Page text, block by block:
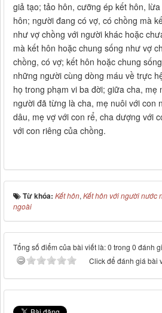
giả tạo; tảo hôn, cưỡng ép kết hôn,
hôn; người đang có vợ, có chồng mà
như vợ chồng với người khác hoặc
mà kết hôn hoặc chung sống như vợ
chồng, có vợ; kết hôn hoặc chung
những người cùng dòng máu về trực
họ trong phạm vi ba đời; giữa cha, mẹ
người đã từng là cha, mẹ nuôi với con
dâu, mẹ vợ với con rể, cha dượng với
với con riêng của chồng.
Từ khóa: Kết hôn, Kết hôn với người nước
ngoài
Tổng số điểm của bài viết là: 0 trong 0 đánh
Click để đánh giá bài